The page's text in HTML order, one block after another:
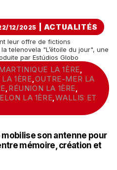
12/2025 ACTUALITÉS
leur offre de fictions
telenovela "L’étoile du jour", une
par Estúdios Globo
LA 1ÈRE,
1ÈRE,OUTRE-MER LA
, RÉUNION LA 1ÈRE,
LA 1ÈRE,WALLIS ET
mobilise son antenne pour
mémoire, création et